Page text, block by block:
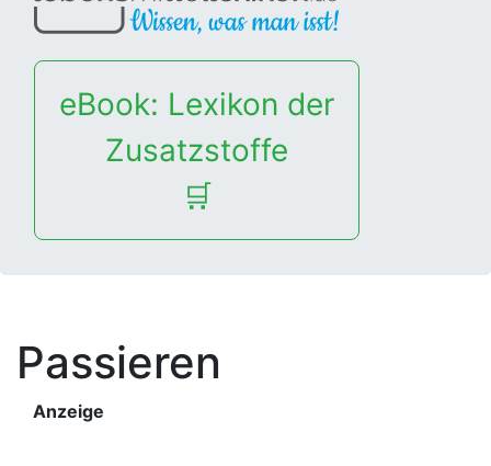
eBook: Lexikon der
Zusatzstoffe
🛒
Passieren
Anzeige